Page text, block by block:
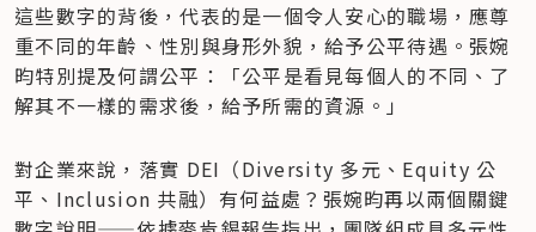
這些數字的背後，代表的是一個令人安心的職場，應尊
重不同的年齡、性別與身形外貌，給予公平待遇。張婉
昀特別提及何謂公平：「公平是看見每個人的不同、了
解其不一樣的需求後，給予所需的資源。」
對企業來說，落實 DEI（Diversity 多元、Equity 公
平、Inclusion 共融）有何益處？張婉昀再以兩個關鍵